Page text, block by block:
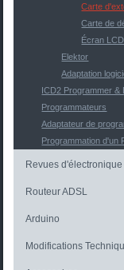
Carte
Carte de
Écran
Elektor
Adaptation
ICD2 Programmer &
Programmateurs
Adaptateur de
Programmation d'un
Revues d'électronique
Routeur ADSL
Arduino
Modifications